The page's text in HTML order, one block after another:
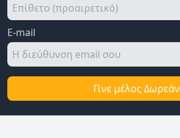
E-mail
Γίνε μέλος Δωρεάν